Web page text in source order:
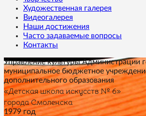
Художественная галерея
Видеогалерея
Наши достижения
Часто задаваемые вопросы
Контакты
Управление культуры Администрации
муниципальное бюджетное
дополнительного образования
«Детская школа искусств № 6»
города Смоленска
1979 год